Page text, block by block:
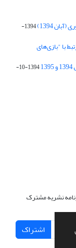
1394)
1394-
مرتبط با "بازی‌های
1394-10-
نشریه مشترک
اشتراک